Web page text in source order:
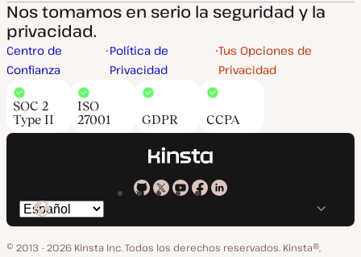
Nos tomamos en serio la seguridad y la
privacidad.
Centro de
Confianza
Política de
Privacidad
Tus Opciones de
Privacidad
SOC 2
Type II
ISO
27001
GDPR CCPA
Kinsta
GitHub
Kinsta
X
Kinsta
YouTube
Kinsta
Facebook
Kinsta
LinkedIn
Cambiar
idioma
© 2013 - 2026 Kinsta Inc. Todos los derechos reservados. Kinsta®,